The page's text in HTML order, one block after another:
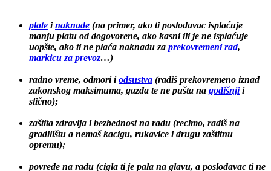
platei naknade(na primer, ako ti poslodavac isplaćuje
manju platu od dogovorene, ako kasni ili je ne isplaćuje
uopšte, ako ti ne plaća naknadu za
radno vreme, odmori iodsustva(radiš prekovremeno iznad
zakonskog maksimuma, gazda te ne pušta na
zaštita zdravlja i bezbednost na radu (recimo, radiš na
gradilištu a nemaš kacigu, rukavice i drugu zaštitnu